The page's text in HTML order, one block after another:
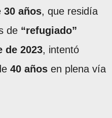
30 años, que residía
de “refugiado”
de 2023, intentó
40 años en plena vía